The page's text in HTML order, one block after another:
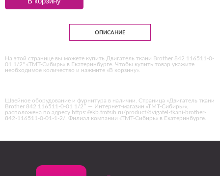
ОПИСАНИЕ
На этой странице вы можете купить Двигатель ткани Brother 842 116511-0-
01 1/2" «ТМТ-Сибирь» в Екатеринбурге. Чтобы купить товар укажите
необходимое количество и нажмите «В корзину».
Швейное оборудование и фурнитура в наличии. Страница «Двигатель ткани
Brother 842 116511-0-01 1/2″ — Интернет-магазин «ТМТ-Сибирь»»,
расположена по адресу https://ekb.tmtsib.ru/product/dvigatel-tkani-brother-
842-116511-0-01-1-2/. Филиал компании «ТМТ-Сибирь» в Екатеринбурге.